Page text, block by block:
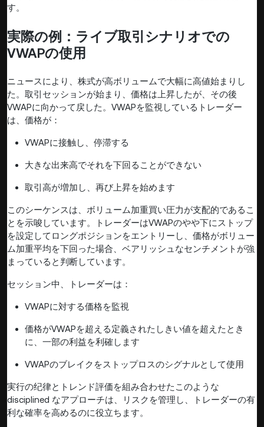
す。
実際の例：ライブ取引シナリオでの
VWAPの使用
ニュースにより、株式が高ボリュームで大幅に高値始まりし
た。取引セッションが始まり、価格は上昇したが、その後
VWAPに向かって戻した。VWAPを監視しているトレーダー
は、価格が：
VWAPに接触し、停滞する
大きな出来高でそれを下回ることができない
取引高が増加し、再び上昇を始めます
このシーケンスは、ボリューム加重買い圧力が支配的であるこ
とを示唆しています。トレーダーはVWAPのやや下にストップ
を設定してロングポジションをエントリーし、価格がボリュー
ム加重平均を下回った場合、ベアリッシュなセンチメントが強
まっていると判断しています。
セッション中、トレーダーは：
VWAPに対する価格を監視
価格がVWAPを超える定義されたしきい値を超えたとき
に、一部の利益を利確します
VWAPのブレイクをストップロスのシグナルとして使用
実行の纪律とトレンド評価を組み合わせたこのような
disciplined なアプローチは、リスクを管理し、トレーダーの有
利な確率を高めるのに役立ちます。